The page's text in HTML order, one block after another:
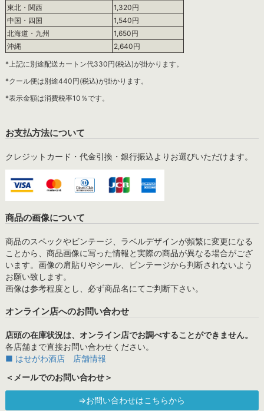
東北・関西
1,320円
中国・四国
1,540円
北海道・九州
1,650円
沖縄
2,640円
*上記に別途配送カートン代330円(税込)が掛かります。
*クール便は別途440円(税込)が掛かります。
*表示金額は消費税率10％です。
お支払方法について
クレジットカード・代金引換・銀行振込よりお選びいただけます。
商品の画像について
商品のスペックやビンテージ、ラベルデザインが頻繁に変更になる
ことから、商品画像に写った情報と実際の商品が異なる場合がござ
います。画像の肩貼りやシール、ビンテージから判断されないよう
お願い致します。
画像は参考程度とし、必ず商品名にてご判断下さい。
オンライン店へのお問い合わせ
店頭の在庫状況は、オンライン店でお調べすることができません。
各店舗まで直接お問い合わせください。
■ はせがわ酒店 店舗情報
＜メールでのお問い合わせ＞
⇒お問い合わせはこちらから